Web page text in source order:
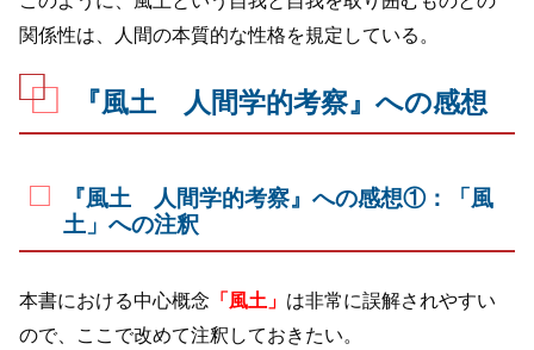
関係性は、人間の本質的な性格を規定している。
『風土 人間学的考察』への感想
『風土 人間学的考察』への感想①：「風
土」への注釈
本書における中心概念 「風土」 は非常に誤解されやすい
ので、ここで改めて注釈しておきたい。